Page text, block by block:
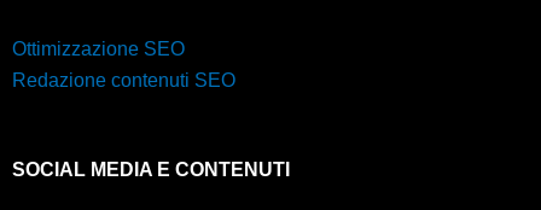
Ottimizzazione SEO
Redazione contenuti SEO
SOCIAL MEDIA E CONTENUTI